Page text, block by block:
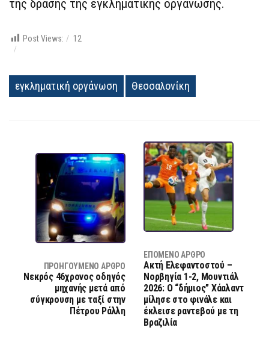
της δράσης της εγκληματικής οργάνωσης.
Post Views: 12
εγκληματική οργάνωση Θεσσαλονίκη
ΠΡΟΗΓΟΎΜΕΝΟ ΆΡΘΡΟ
Νεκρός 46χρονος οδηγός
μηχανής μετά από
σύγκρουση με ταξί στην
Πέτρου Ράλλη
ΕΠΌΜΕΝΟ ΆΡΘΡΟ
Ακτή Ελεφαντοστού –
Νορβηγία 1-2, Μουντιάλ
2026: Ο “δήμιος” Χάαλαντ
μίλησε στο φινάλε και
έκλεισε ραντεβού με τη
Βραζιλία